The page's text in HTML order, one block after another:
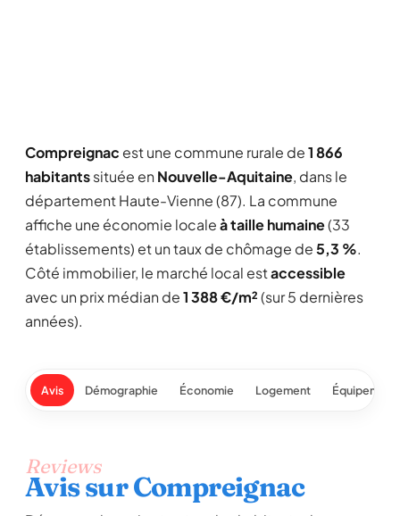
Compreignac est une commune rurale de1 866
habitantssituée en Nouvelle-Aquitaine, dans le
département Haute-Vienne (87). La commune
affiche une économie localeà taille humaine(33
établissements) et un taux de chômage de5,3 %.
Côté immobilier, le marché local estaccessible
avec un prix médian de1 388 €/m²(sur 5 dernières
années).
Avis Démographie Économie Logement
Reviews
Avis sur Compreignac